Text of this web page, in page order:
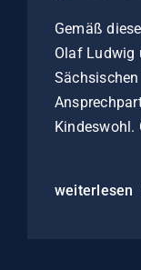
Gemäß
Olaf Ludwig
Kindeswohl.
weiterlesen